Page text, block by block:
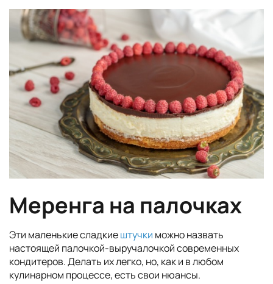
Меренга на палочках
Эти маленькие сладкиештучки можно назвать
настоящей палочкой-выручалочкой современных
кондитеров. Делать их легко, но, как и в любом
кулинарном процессе, есть свои нюансы.